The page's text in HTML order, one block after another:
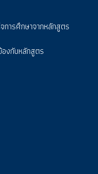
การศึกษาจากหลักสูตร
องกับหลักสูตร